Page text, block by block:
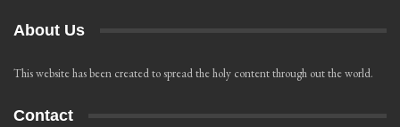
About Us
This website has been created to spread the holy content through out the world.
Contact